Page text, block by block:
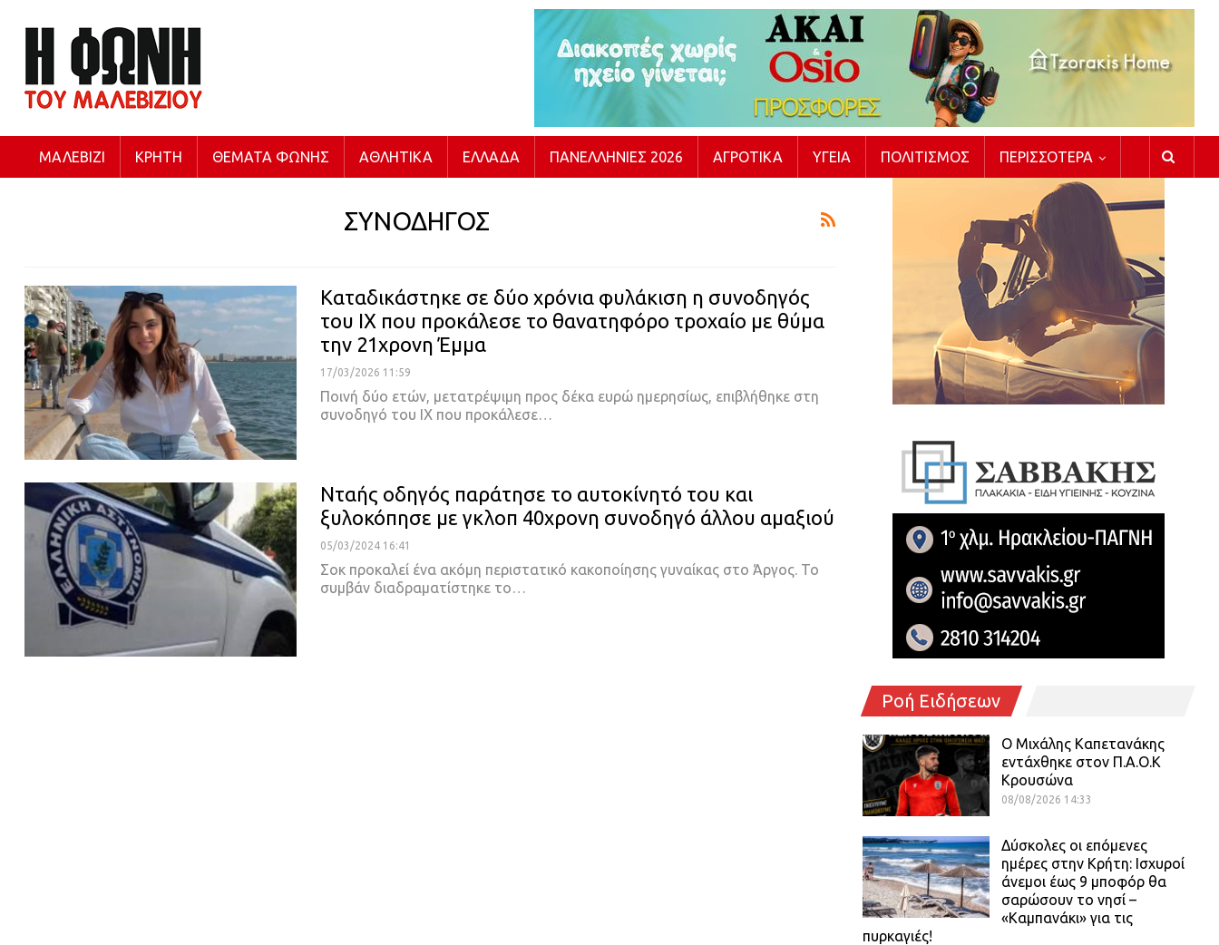
ΜΑΛΕΒΊΖΙ ΚΡΉΤΗ ΘΈΜΑΤΑ ΦΩΝΉΣ ΑΘΛΗΤΙΚΆ ΕΛΛΆΔΑ ΠΑΝΕΛΛΉΝΙΕΣ 2026 ΑΓΡΟΤΙΚΆ ΥΓΕΊΑ ΠΟΛΙΤΙΣΜΌΣ ΠΕΡΙΣΣΌΤΕΡΑ
ΣΥΝΟΔΗΓΟΣ
Καταδικάστηκε σε δύο χρόνια φυλάκιση η συνοδηγός
του ΙΧ που προκάλεσε το θανατηφόρο τροχαίο με θύμα
την 21χρονη Έμμα
17/03/2026 11:59
Ποινή δύο ετών, μετατρέψιμη προς δέκα ευρώ ημερησίως, επιβλήθηκε στη
συνοδηγό του ΙΧ που προκάλεσε…
Νταής οδηγός παράτησε το αυτοκίνητό του και
ξυλοκόπησε με γκλοπ 40χρονη συνοδηγό άλλου αμαξιού
05/03/2024 16:41
Σοκ προκαλεί ένα ακόμη περιστατικό κακοποίησης γυναίκας στο Άργος. Το
συμβάν διαδραματίστηκε το…
Ροή Ειδήσεων
O Mιχάλης Καπετανάκης
εντάχθηκε στον Π.Α.Ο.Κ
Κρουσώνα
08/08/2026 14:33
Δύσκολες οι επόμενες
ημέρες στην Κρήτη: Ισχυροί
άνεμοι έως 9 μποφόρ θα
σαρώσουν το νησί –
«Καμπανάκι» για τις
πυρκαγιές!